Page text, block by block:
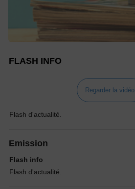
FLASH INFO
Regarder la vidéo
Flash d'actualité.
Emission
Flash info
Flash d'actualité.